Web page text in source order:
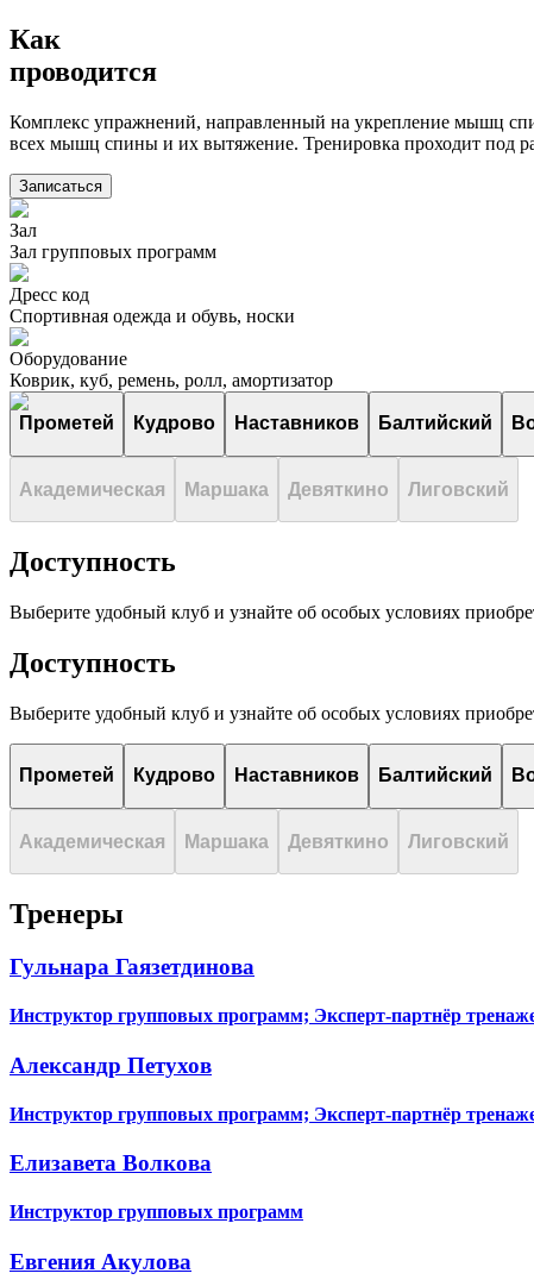
Как
проводится
Комплекс упражнений, направленный на укрепление мышц
всех мышц спины и их вытяжение. Тренировка проходит под
Записаться
Зал
Зал групповых программ
Дресс код
Спортивная одежда и обувь, носки
Оборудование
Коврик, куб, ремень, ролл, амортизатор
Прометей Кудрово Наставников Балтийский
Академическая Маршака Девяткино Лиговский
Доступность
Выберите удобный клуб и узнайте об особых условиях
Доступность
Выберите удобный клуб и узнайте об особых условиях
Прометей Кудрово Наставников Балтийский
Академическая Маршака Девяткино Лиговский
Тренеры
Гульнара Гаязетдинова
Инструктор групповых программ; Эксперт-партнёр
Александр Петухов
Инструктор групповых программ; Эксперт-партнёр
Елизавета Волкова
Инструктор групповых программ
Евгения Акулова